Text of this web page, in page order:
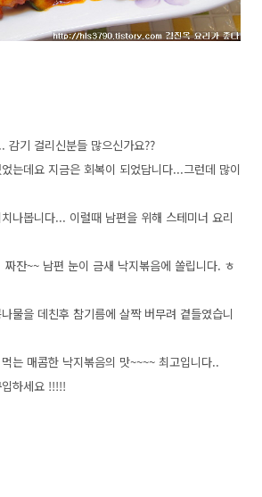
감기 걸리신분들 많으신가요??
는데요 지금은 회복이 되었답니다...그런데 많이
나봅니다... 이럴때 남편을 위해 스테미너 요리
잔~~ 남편 눈이 금새 낙지볶음에 쏠립니다. ㅎ
물을 데친후 참기름에 살짝 버무려 곁들였습니
는 매콤한 낙지볶음의 맛~~~~ 최고입니다..
하세요 !!!!!